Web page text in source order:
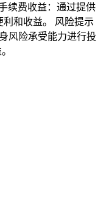
续费收益：通过提供
和收益。 风险提示
风险承受能力进行投